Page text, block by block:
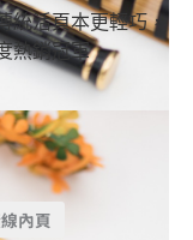
統活頁本更輕巧，
熱銷冠軍
內頁